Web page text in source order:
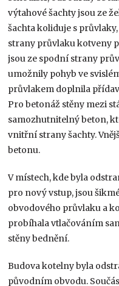
výtahové šachty jsou ze
šachta koliduje s
strany průvlaku kotveny
jsou ze spodní strany
umožnily pohyb ve
průvlakem doplnila
Pro betonáž stěny mezi
samozhutnitelný beton,
vnitřní strany šachty.
betonu.
V místech, kde byla
pro nový vstup, jsou
obvodového průvlaku a
probíhala vtlačováním
stěny bednění.
Budova kotelny byla
původním obvodu.